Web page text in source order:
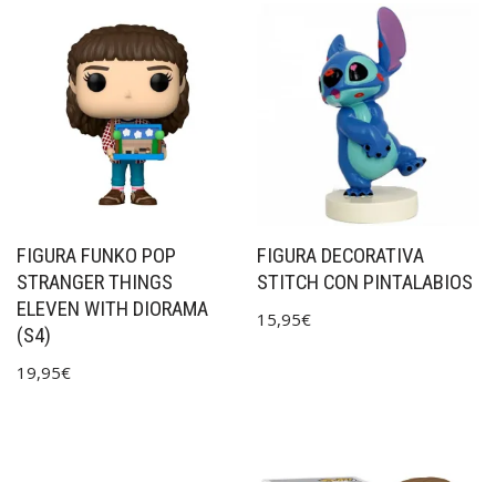
FIGURA FUNKO POP
STRANGER THINGS
ELEVEN WITH DIORAMA
(S4)
19,95€
FIGURA DECORATIVA
STITCH CON PINTALABIOS
15,95€